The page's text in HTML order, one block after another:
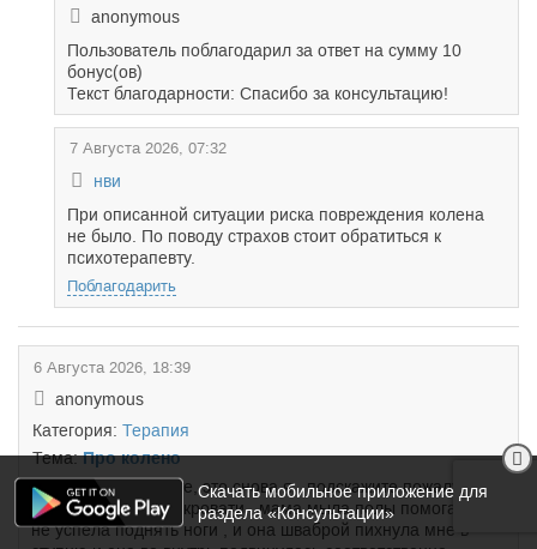
anonymous
Пользователь поблагодарил за ответ на сумму 10
бонус(ов)
Текст благодарности: Спасибо за консультацию!
7 Августа 2026, 07:32
нви
При описанной ситуации риска повреждения колена
не было. По поводу страхов стоит обратиться к
психотерапевту.
Поблагодарить
6 Августа 2026, 18:39
anonymous
Категория: Терапия
Тема:Про колено
Доктор здравствуйте, это снова я , подскажите пожалуйста,
сегодня сидела на кровати , мама мыла полы помогала я
не успела поднять ноги , и она шваброй пихнула мне в
Скачать мобильное приложение для
раздела «Консультации»